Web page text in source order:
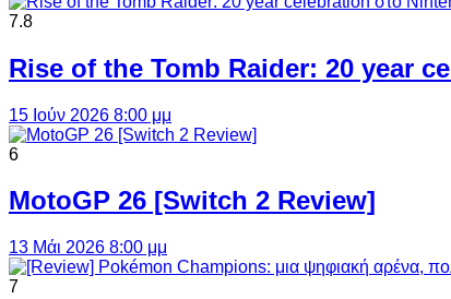
7.8
Rise of the Tomb Raider: 20 year
15 Ιούν 2026 8:00 μμ
6
MotoGP 26 [Switch 2 Review]
13 Μάι 2026 8:00 μμ
7